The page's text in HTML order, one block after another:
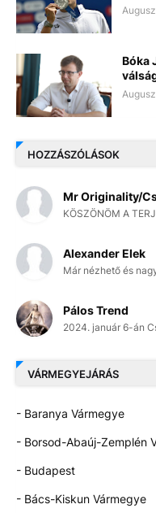
Bóka
HOZZÁSZÓLÁSOK
Mr Originality/
KÖSZÖNÖM A
Alexander Elek
Már nézhető és
Pálos Trend
2024. január 6-án
VÁRMEGYEJÁRÁS
- Baranya Vármegye
- Borsod-Abaúj-Zemplén
- Budapest
- Bács-Kiskun Vármegye